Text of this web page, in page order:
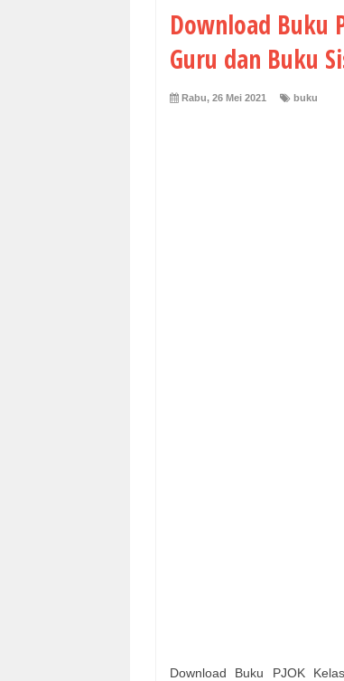
Download Buku
Guru dan Buku
Rabu, 26 Mei 2021 buku
Download Buku PJOK